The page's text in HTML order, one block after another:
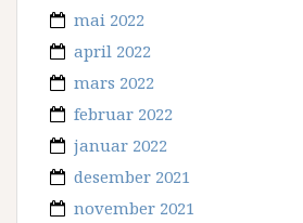
mai 2022
april 2022
mars 2022
februar 2022
januar 2022
desember 2021
november 2021